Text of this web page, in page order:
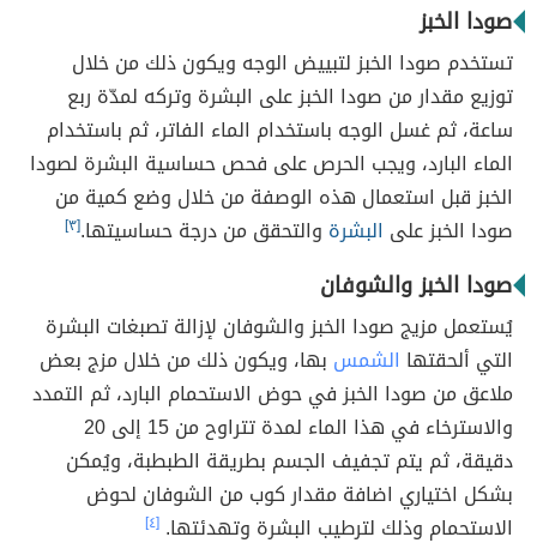
صودا الخبز
تستخدم صودا الخبز لتبييض الوجه ويكون ذلك من خلال
توزيع مقدار من صودا الخبز على البشرة وتركه لمدّة ربع
ساعة، ثم غسل الوجه باستخدام الماء الفاتر، ثم باستخدام
الماء البارد، ويجب الحرص على فحص حساسية البشرة لصودا
الخبز قبل استعمال هذه الوصفة من خلال وضع كمية من
صودا الخبز على البشرة والتحقق من درجة حساسيتها.[٣]
صودا الخبز والشوفان
يُستعمل مزيج صودا الخبز والشوفان لإزالة تصبغات البشرة
التي ألحقتها الشمس بها، ويكون ذلك من خلال مزج بعض
ملاعق من صودا الخبز في حوض الاستحمام البارد، ثم التمدد
والاسترخاء في هذا الماء لمدة تتراوح من 15 إلى 20
دقيقة، ثم يتم تجفيف الجسم بطريقة الطبطبة، ويُمكن
بشكل اختياري اضافة مقدار كوب من الشوفان لحوض
الاستحمام وذلك لترطيب البشرة وتهدئتها. [٤]